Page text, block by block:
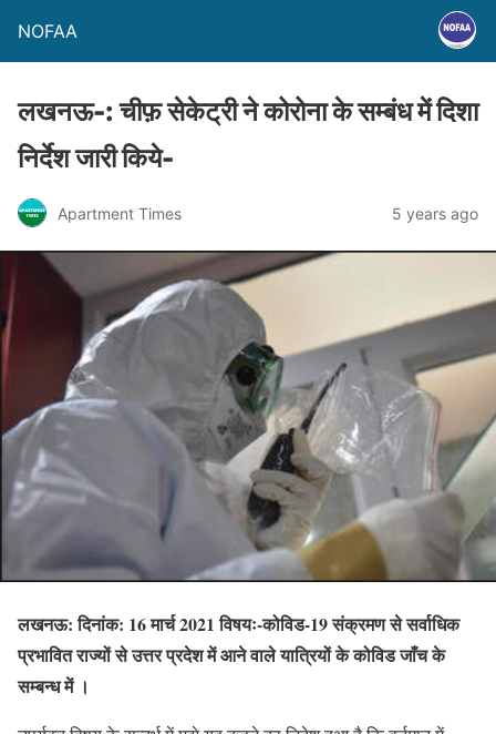
NOFAA
लखनऊ-: चीफ़ सेकेट्री ने कोरोना के सम्बंध में दिशा
निर्देश जारी किये-
Apartment Times 5 years ago
लखनऊ: दिनांक: 16 मार्च 2021 विषयः-कोविड-19 संक्रमण से सर्वाधिक
प्रभावित राज्यों से उत्तर प्रदेश में आने वाले यात्रियों के कोविड जाँच के
सम्बन्ध में ।